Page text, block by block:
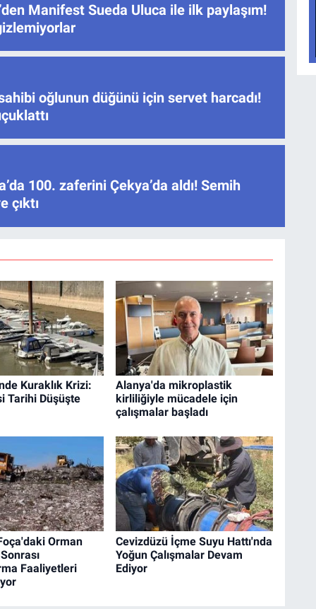
Manifest Sueda Uluca ile ilk paylaşım!
oğlunun düğünü için servet harcadı!
100. zaferini Çekya’da aldı! Semih
çıktı
Kuraklık Krizi:
Tarihi Düşüşte
Alanya'da mikroplastik
kirliliğiyle mücadele için
çalışmalar başladı
Orman
Faaliyetleri
Cevizdüzü İçme Suyu Hattı'nda
Yoğun Çalışmalar Devam
Ediyor